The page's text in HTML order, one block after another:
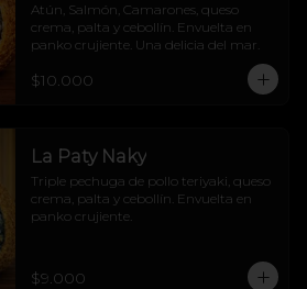
Atún, Salmón, Camarones, queso
crema, palta y cebollín. Envuelta en
panko crujiente. Una delicia del mar.
$10.000
La Paty Naky
Triple pechuga de pollo teriyaki, queso
crema, palta y cebollín. Envuelta en
panko crujiente.
$9.000